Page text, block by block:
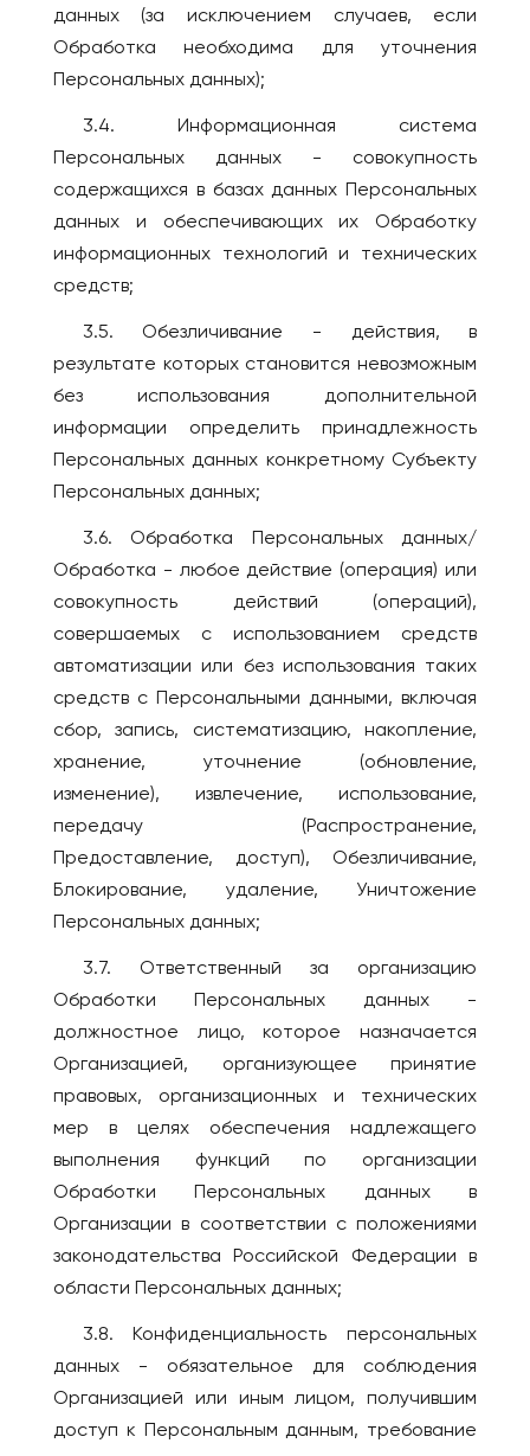
данных (за исключением случаев, если
Обработка необходима для уточнения
Персональных данных);
3.4. Информационная система
Персональных данных - совокупность
содержащихся в базах данных Персональных
данных и обеспечивающих их Обработку
информационных технологий и технических
средств;
3.5. Обезличивание - действия, в
результате которых становится невозможным
без использования дополнительной
информации определить принадлежность
Персональных данных конкретному Субъекту
Персональных данных;
3.6. Обработка Персональных данных/
Обработка - любое действие (операция) или
совокупность действий (операций),
совершаемых с использованием средств
автоматизации или без использования таких
средств с Персональными данными, включая
сбор, запись, систематизацию, накопление,
хранение, уточнение (обновление,
изменение), извлечение, использование,
передачу (Распространение,
Предоставление, доступ), Обезличивание,
Блокирование, удаление, Уничтожение
Персональных данных;
3.7. Ответственный за организацию
Обработки Персональных данных -
должностное лицо, которое назначается
Организацией, организующее принятие
правовых, организационных и технических
мер в целях обеспечения надлежащего
выполнения функций по организации
Обработки Персональных данных в
Организации в соответствии с положениями
законодательства Российской Федерации в
области Персональных данных;
3.8. Конфиденциальность персональных
данных - обязательное для соблюдения
Организацией или иным лицом, получившим
доступ к Персональным данным, требование